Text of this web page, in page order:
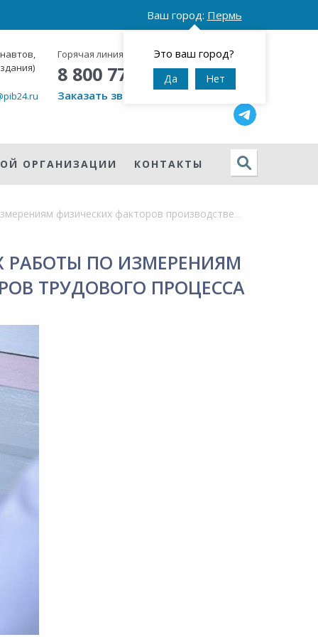
Ваш город: Пермь
Это ваш город?
Да Нет
Горячая линия: Круглосуточно
8 800 777 42 95
Заказать звонок
ОРГАНИЗАЦИИ КОНТАКТЫ
Специалист испытательных лабораторий, выполняющих работы по измерениям физических факторов производственной среды и факторов трудового процесса
ПО ИЗМЕРЕНИЯМ
ТРУДОВОГО ПРОЦЕССА